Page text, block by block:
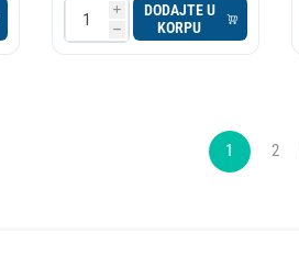
i
h
DODAJTE U
KORPU
1 2